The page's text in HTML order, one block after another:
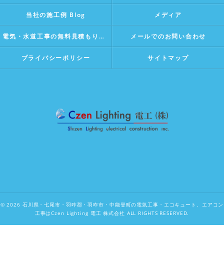
当社の施工例 Blog メディア
電気・水道工事の無料見積もり・相談 メールでのお問い合わせ
プライバシーポリシー サイトマップ
© 2026 石川県・七尾市・羽咋郡・羽咋市・中能登町の電気工事・エコキュート、エアコン
工事はCzen Lighting 電工 株式会社 ALL RIGHTS RESERVED.